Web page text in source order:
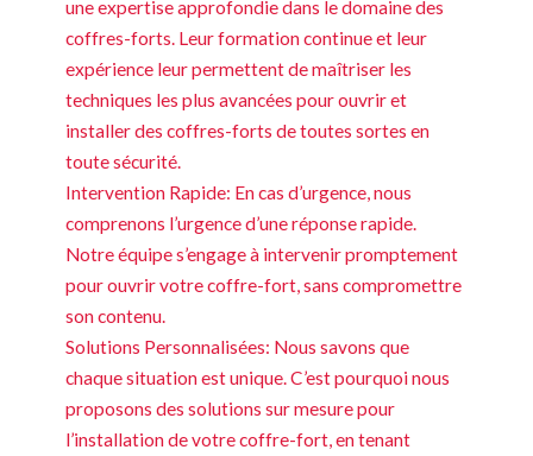
une expertise approfondie dans le domaine des
coffres-forts. Leur formation continue et leur
expérience leur permettent de maîtriser les
techniques les plus avancées pour ouvrir et
installer des coffres-forts de toutes sortes en
toute sécurité.
Intervention Rapide: En cas d’urgence, nous
comprenons l’urgence d’une réponse rapide.
Notre équipe s’engage à intervenir promptement
pour ouvrir votre coffre-fort, sans compromettre
son contenu.
Solutions Personnalisées: Nous savons que
chaque situation est unique. C’est pourquoi nous
proposons des solutions sur mesure pour
l’installation de votre coffre-fort, en tenant